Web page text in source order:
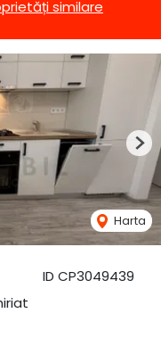
similare
ID CP3049439
Harta